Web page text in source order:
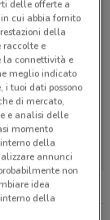
delle offerte a
cui abbia fornito
della
raccolte e
la connettività e
meglio indicato
i tuoi dati possono
di mercato,
e analisi delle
momento
della
annunci
non
idea
della